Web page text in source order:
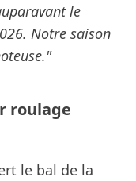
le
Notre saison
roulage
le bal de la